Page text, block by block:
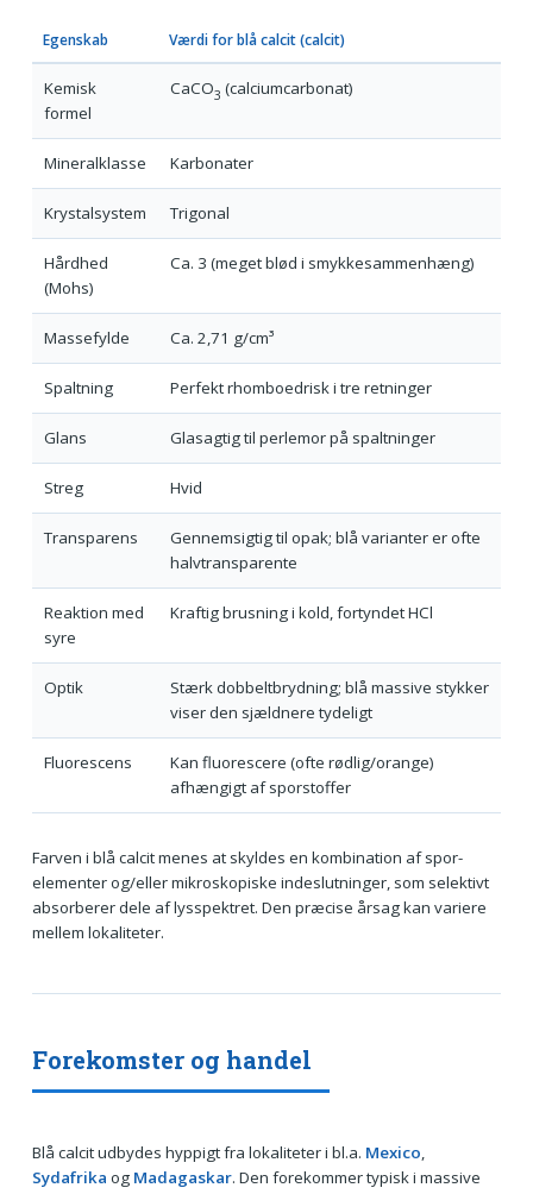
Egenskab Værdi for blå calcit (calcit)
Kemisk
formel
CaCO3 (calciumcarbonat)
Mineralklasse Karbonater
Krystalsystem Trigonal
Hårdhed
(Mohs)
Ca. 3 (meget blød i smykkesammenhæng)
Massefylde Ca. 2,71 g/cm³
Spaltning Perfekt rhomboedrisk i tre retninger
Glans Glasagtig til perlemor på spaltninger
Streg Hvid
Transparens
Gennemsigtig til opak; blå varianter er ofte
halvtransparente
Reaktion med
syre
Kraftig brusning i kold, fortyndet HCl
Optik
Stærk dobbeltbrydning; blå massive stykker
viser den sjældnere tydeligt
Fluorescens
Kan fluorescere (ofte rødlig/orange)
afhængigt af sporstoffer
Farven i blå calcit menes at skyldes en kombination af spor-
elementer og/eller mikroskopiske indeslutninger, som selektivt
absorberer dele af lysspektret. Den præcise årsag kan variere
mellem lokaliteter.
Forekomster og handel
Blå calcit udbydes hyppigt fra lokaliteter i bl.a. Mexico
Sydafrika og Madagaskar. Den forekommer typisk i massive